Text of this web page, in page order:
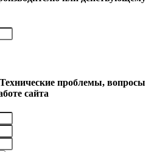
Технические проблемы, вопросы
сайта